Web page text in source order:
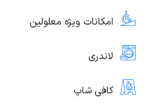
امکانات ویژه معلولین
لاندری
کافی شاپ